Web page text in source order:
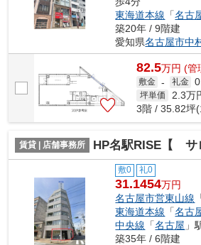
東海道本線 「名古
築20年 / 9階建
愛知県名古屋市中
82.5万円 (管
敷金 - 礼金
坪単価 2.3万
3階 / 35.82坪
賃貸 | 店舗事務所 HP名駅RISE【 サロ
敷0 礼0
31.1454万円
名古屋市営東山線
東海道本線 「名古
中央線 「名古屋 」
築35年 / 6階建